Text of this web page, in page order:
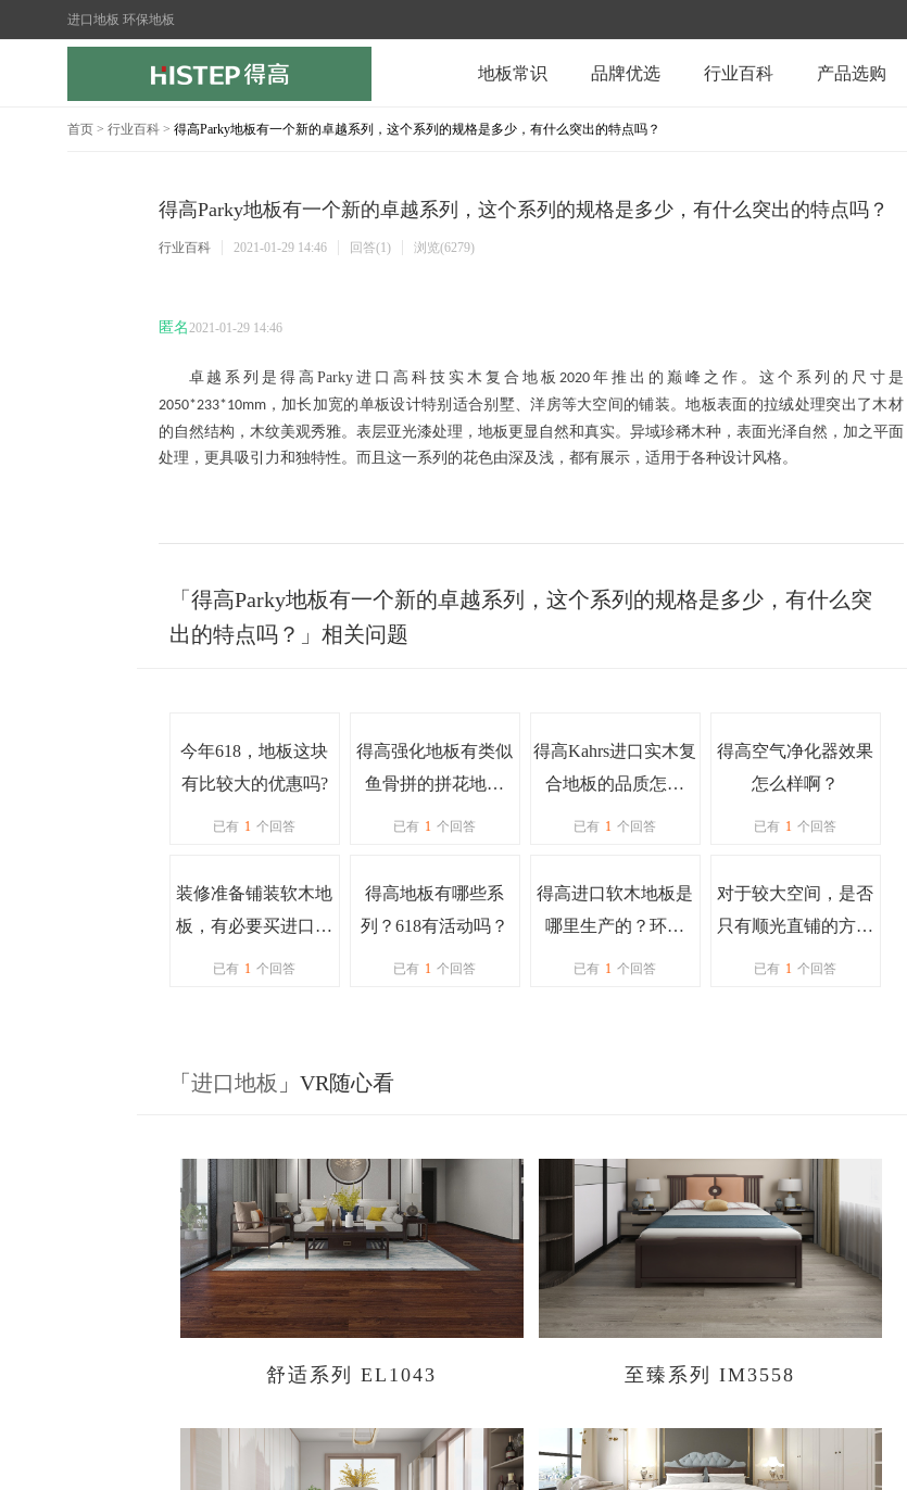
进口地板 环保地板
地板常识 品牌优选 行业百科 产品选购
首页 > 行业百科 > 得高Parky地板有一个新的卓越系列，这个系列的规格是多少，有什么突出的特点吗？
得高Parky地板有一个新的卓越系列，这个系列的规格是多少，有什么突出的特点吗？
行业百科 2021-01-29 14:46 回答(1) 浏览(6279)
匿名2021-01-29 14:46
卓越系列是得高Parky 进口高科技实木复合地板 2020年推出的巅峰之作。这个系列的尺寸是
2050*233*10mm，加长加宽的单板设计特别适合别墅、洋房等大空间的铺装。地板表面的拉绒处理突出了木材
的自然结构，木纹美观秀雅。表层亚光漆处理，地板更显自然和真实。异域珍稀木种，表面光泽自然，加之平面
处理，更具吸引力和独特性。而且这一系列的花色由深及浅，都有展示，适用于各种设计风格。
「得高Parky地板有一个新的卓越系列，这个系列的规格是多少，有什么突
出的特点吗？」相关问题
今年618，地板这块
有比较大的优惠吗?
已有 1 个回答
得高强化地板有类似
鱼骨拼的拼花地板
吗？也是进口的吗？
已有 1 个回答
得高Kahrs进口实木复
合地板的品质怎么
样？要不要入手呢？
已有 1 个回答
得高空气净化器效果
怎么样啊？
已有 1 个回答
装修准备铺装软木地
板，有必要买进口的
吗？得高软木地板环
已有 1 个回答
得高地板有哪些系
列？618有活动吗？
已有 1 个回答
得高进口软木地板是
哪里生产的？环保
吗？
已有 1 个回答
对于较大空间，是否
只有顺光直铺的方式
呢？
已有 1 个回答
「 进口地板 」VR随心看
舒适系列 EL1043 至臻系列 IM3558